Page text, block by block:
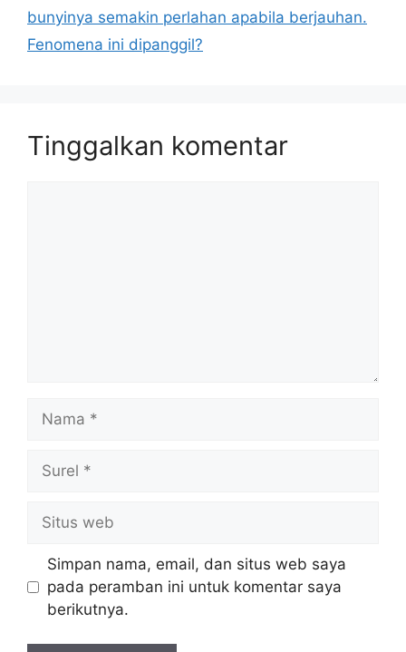
bunyinya semakin perlahan apabila berjauhan.
Fenomena ini dipanggil?
Tinggalkan komentar
web
Simpan nama, email, dan situs web saya
pada peramban ini untuk komentar saya
berikutnya.